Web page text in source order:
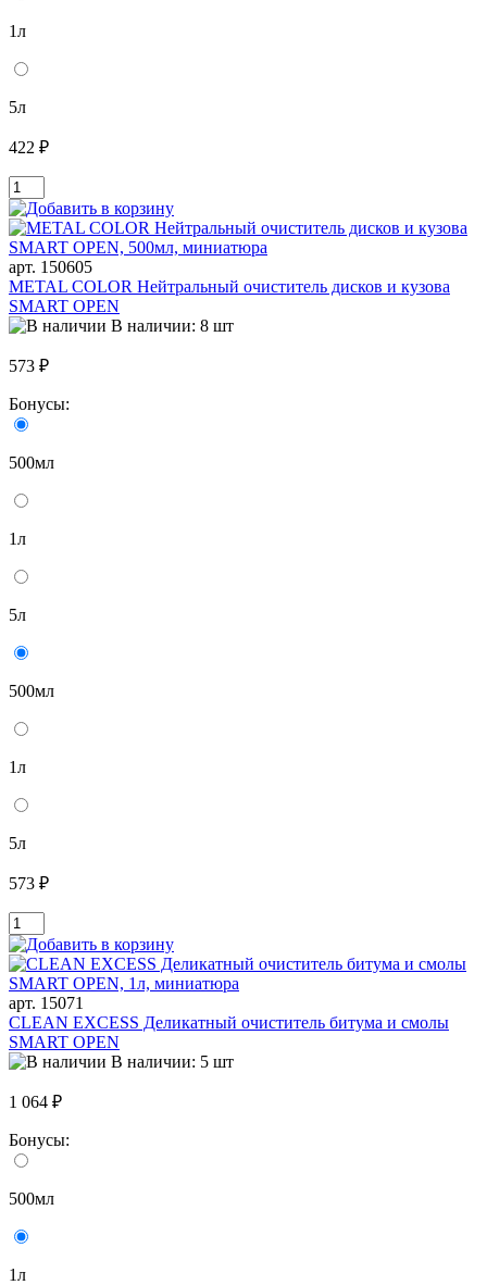
1л
5л
422 ₽
арт. 150605
METAL COLOR Нейтральный очиститель дисков и кузова
SMART OPEN
В наличии: 8 шт
573 ₽
Бонусы:
500мл
1л
5л
500мл
1л
5л
573 ₽
арт. 15071
CLEAN EXCESS Деликатный очиститель битума и смолы
SMART OPEN
В наличии: 5 шт
1 064 ₽
Бонусы:
500мл
1л